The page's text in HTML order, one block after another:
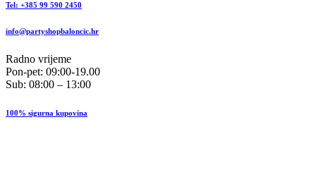
Tel: +385 99 590 2450
info@partyshopbaloncic.hr
Radno vrijeme
Pon-pet: 09:00-19.00
Sub: 08:00 – 13:00
100% sigurna kupovina